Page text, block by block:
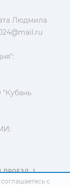
Людмила
ПРОЕЗД, 1
с